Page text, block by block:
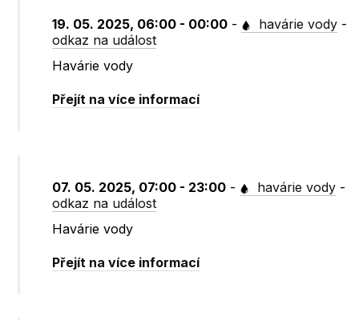
19. 05. 2025, 06:00 - 00:00 - havárie vody -
odkaz na událost
Havárie vody
Přejít na více informací
07. 05. 2025, 07:00 - 23:00 - havárie vody -
odkaz na událost
Havárie vody
Přejít na více informací